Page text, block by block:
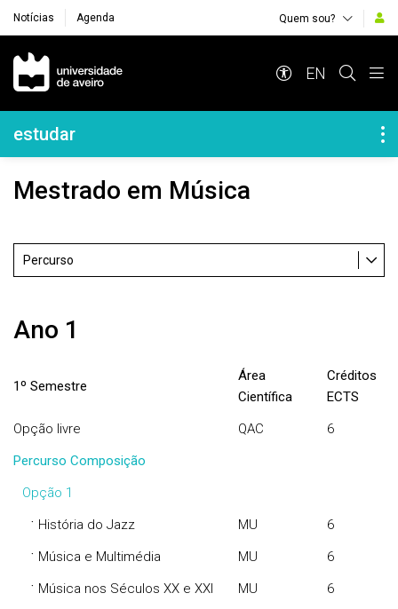
Notícias Agenda Quem sou?
Navegação Principal
EN
Navegação Lateral
estudar
Mestrado em Música
Percurso
Ano 1
1º Semestre
Área
Científica
Créditos
ECTS
Opção livre
QAC
6
Percurso Composição
Opção 1
· História do Jazz MU 6
· Música e Multimédia MU 6
· Música nos Séculos XX e XXI MU 6